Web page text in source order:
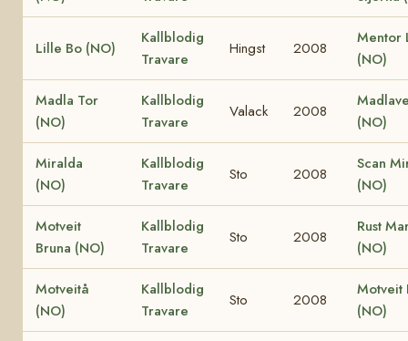
Lille Bo (NO)
Kallblodig
Travare
Hingst 2008
Mentor
(NO)
Madla Tor
(NO)
Kallblodig
Travare
Valack 2008
(NO)
Miralda
(NO)
Kallblodig
Travare
Sto 2008
Scan
(NO)
Motveit
Bruna (NO)
Kallblodig
Travare
Sto 2008
Rust
(NO)
Motveitå
(NO)
Kallblodig
Travare
Sto 2008
Motveit
(NO)